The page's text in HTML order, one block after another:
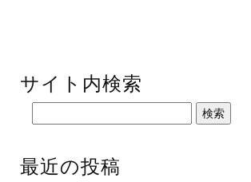
サイト内検索
最近の投稿